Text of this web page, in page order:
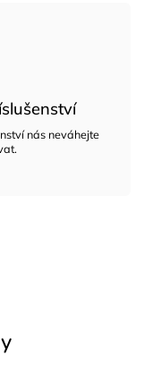
nás neváhejte